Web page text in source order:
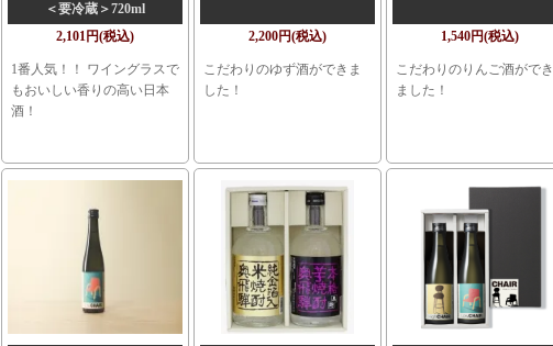
＜要冷蔵＞720ml
2,101円(税込)
1番人気！！ ワイングラスで
もおいしい香りの高い日本
酒！
2,200円(税込)
こだわりのゆず酒ができま
した！
1,540円(税込)
こだわりのりんご酒ができ
ました！